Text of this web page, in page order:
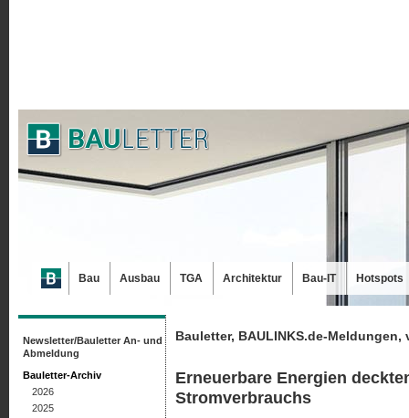
Bauletter, BAULINKS.de-Meldungen,
Erneuerbare Energien
Stromverbrauchs
Newsletter/Bauletter An- und
Abmeldung
Bauletter-Archiv
2026
2025
Bau Ausbau TGA Architektur Bau-IT Hotspots